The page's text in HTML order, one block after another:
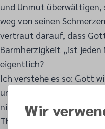
und Unmut
weg von seinen
vertraut darauf, dass
Barmherzigkeit „ist jeden
eigentlich?
Ich verstehe es so: Gott
und Wohlwollen zu
nimmt er uns an die
Thron im Himmel lächelt
Wir